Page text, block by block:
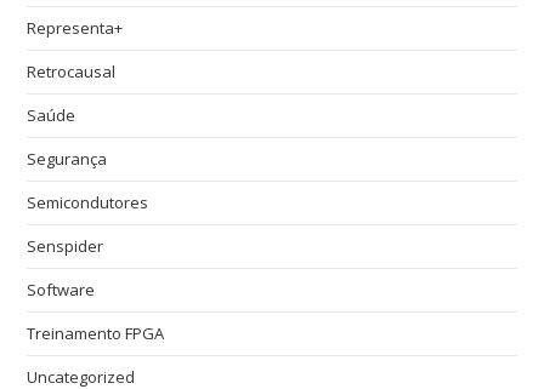
Representa+
Retrocausal
Saúde
Segurança
Semicondutores
Senspider
Software
Treinamento FPGA
Uncategorized